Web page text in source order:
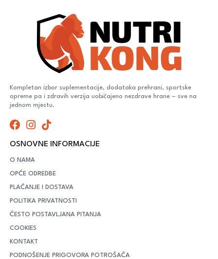
Kompletan izbor suplementacije, dodataka prehrani, sportske
opreme pa i zdravih verzija uobičajeno nezdrave hrane – sve na
jednom mjestu.
OSNOVNE INFORMACIJE
O NAMA
OPĆE ODREDBE
PLAĆANJE I DOSTAVA
POLITIKA PRIVATNOSTI
ČESTO POSTAVLJANA PITANJA
COOKIES
KONTAKT
PODNOŠENJE PRIGOVORA POTROŠAČA